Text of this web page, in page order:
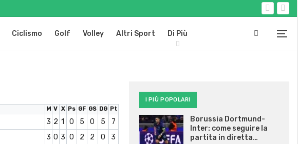
Ciclismo Golf Volley Altri Sport Di Più
M V X Ps GF GS DG Pt
3 2 1 0 5 0 5
7
3 0 3 0 2 2 0
3
I PIÙ POPOLARI
Borussia Dortmund-
Inter: come seguire la
partita in diretta…